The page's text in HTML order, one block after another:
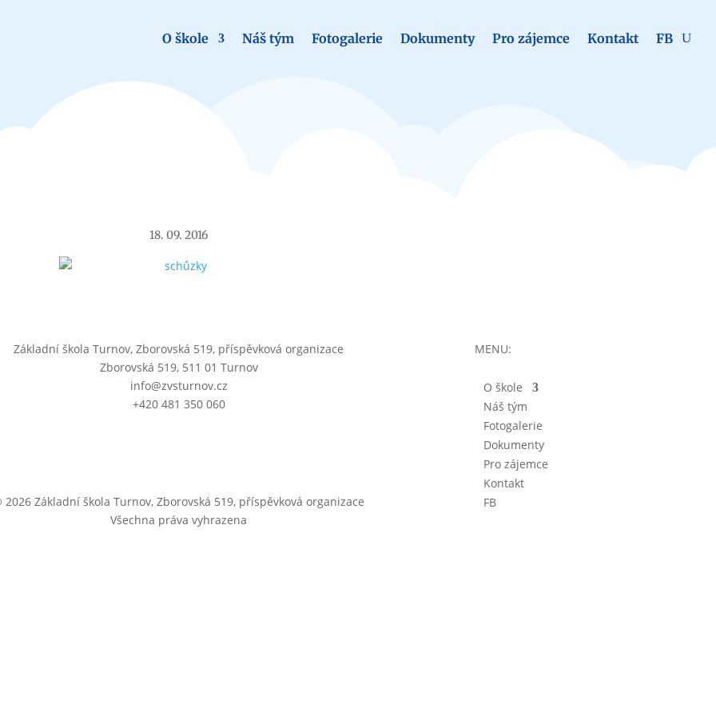
O škole Náš tým Fotogalerie Dokumenty Pro zájemce Kontakt FB
18. 09. 2016
Základní škola Turnov, Zborovská 519, příspěvková organizace
Zborovská 519, 511 01 Turnov
info@zvsturnov.cz
+420 481 350 060
2026 Základní škola Turnov, Zborovská 519, příspěvková organizace
Všechna práva vyhrazena
MENU:
O škole
Náš tým
Fotogalerie
Dokumenty
Pro zájemce
Kontakt
FB